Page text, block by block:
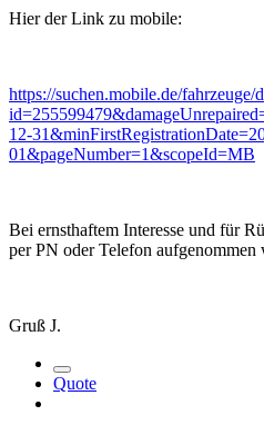
Hier der Link zu mobile:
https://suchen.mobile.de/fahrzeuge/
12-
01&pageNumber=1&scopeId=MB
Bei ernsthaftem Interesse und für
per PN oder Telefon aufgenommen
Gruß J.
Quote